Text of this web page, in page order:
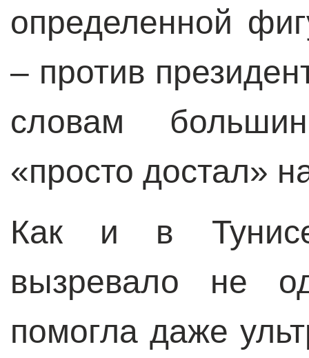
определенной
– против
словам
«просто достал»
Как и в
вызревало не
помогла даже